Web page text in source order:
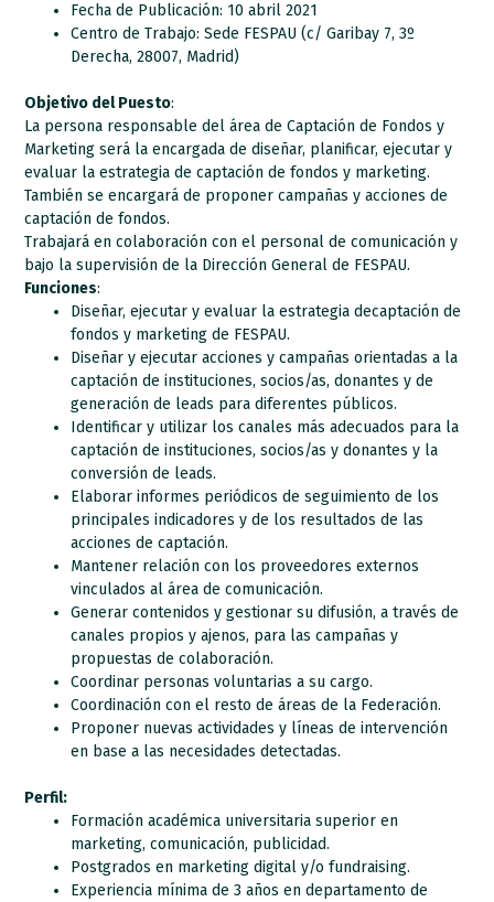
Fecha de Publicación: 10 abril 2021
Centro de Trabajo: Sede FESPAU (c/ Garibay 7, 3º
Derecha, 28007, Madrid)
Objetivo del Puesto:
La persona responsable del área de Captación de Fondos y
Marketing será la encargada de diseñar, planificar, ejecutar y
evaluar la estrategia de captación de fondos y marketing.
También se encargará de proponer campañas y acciones de
captación de fondos.
Trabajará en colaboración con el personal de comunicación y
bajo la supervisión de la Dirección General de FESPAU.
Funciones:
Diseñar, ejecutar y evaluar la estrategia decaptación de
fondos y marketing de FESPAU.
Diseñar y ejecutar acciones y campañas orientadas a la
captación de instituciones, socios/as, donantes y de
generación de leads para diferentes públicos.
Identificar y utilizar los canales más adecuados para la
captación de instituciones, socios/as y donantes y la
conversión de leads.
Elaborar informes periódicos de seguimiento de los
principales indicadores y de los resultados de las
acciones de captación.
Mantener relación con los proveedores externos
vinculados al área de comunicación.
Generar contenidos y gestionar su difusión, a través de
canales propios y ajenos, para las campañas y
propuestas de colaboración.
Coordinar personas voluntarias a su cargo.
Coordinación con el resto de áreas de la Federación.
Proponer nuevas actividades y líneas de intervención
en base a las necesidades detectadas.
Perfil:
Formación académica universitaria superior en
marketing, comunicación, publicidad.
Postgrados en marketing digital y/o fundraising.
Experiencia mínima de 3 años en departamento de